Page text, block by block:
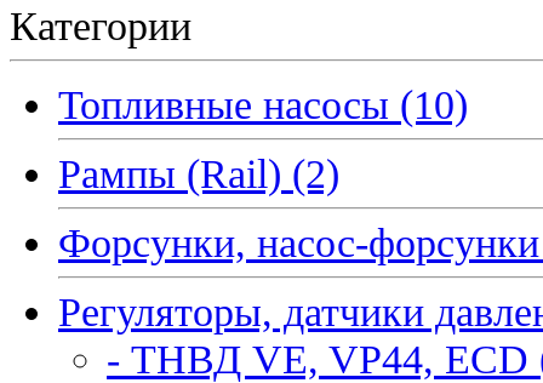
Категории
Топливные насосы (10)
Рампы (Rail) (2)
Форсунки, насос-
Регуляторы, датчики
- ТНВД VE, VP44, ECD